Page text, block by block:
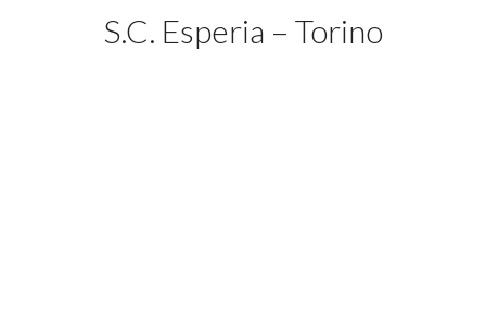
S.C. Esperia – Torino